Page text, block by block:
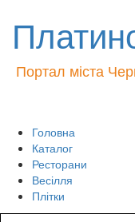
Портал міста
Головна
Каталог
Ресторани
Весілля
Плітки